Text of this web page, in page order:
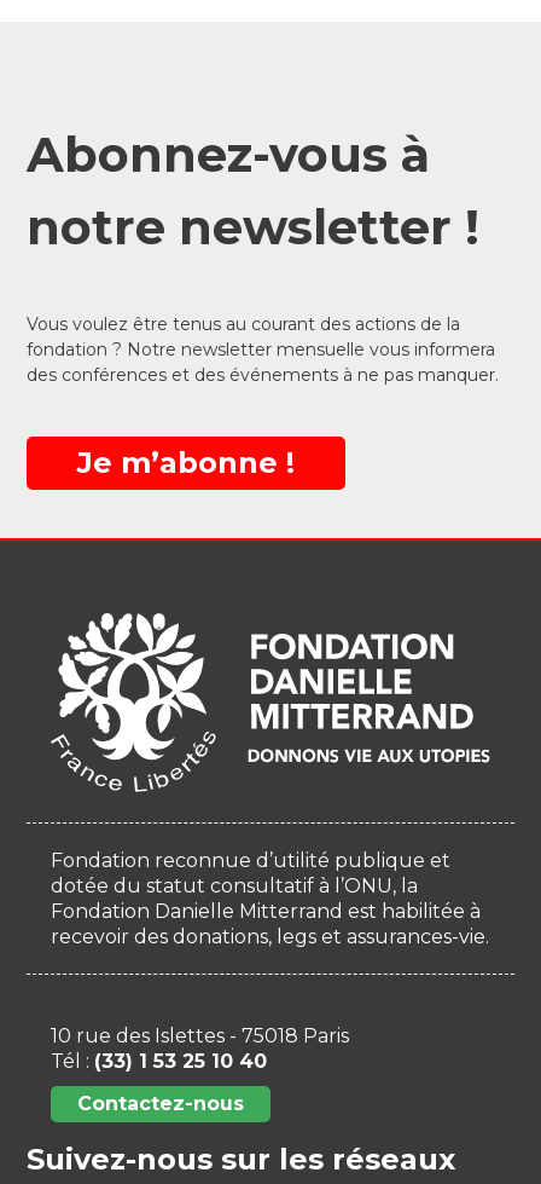
Abonnez-vous à
notre newsletter !
Vous voulez être tenus au courant des actions de la
fondation ? Notre newsletter mensuelle vous informera
des conférences et des événements à ne pas manquer.
Je m’abonne !
Fondation reconnue d’utilité publique et
dotée du statut consultatif à l’ONU, la
Fondation Danielle Mitterrand est habilitée à
recevoir des donations, legs et assurances-vie.
10 rue des Islettes - 75018 Paris
Tél : (33) 1 53 25 10 40
Contactez-nous
Suivez-nous sur les réseaux